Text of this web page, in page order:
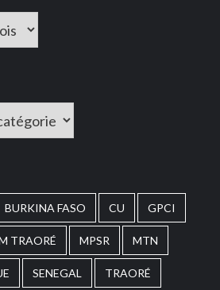
BURKINA FASO CU GPCI
TRAORÉ MPSR MTN
SENEGAL TRAORÉ